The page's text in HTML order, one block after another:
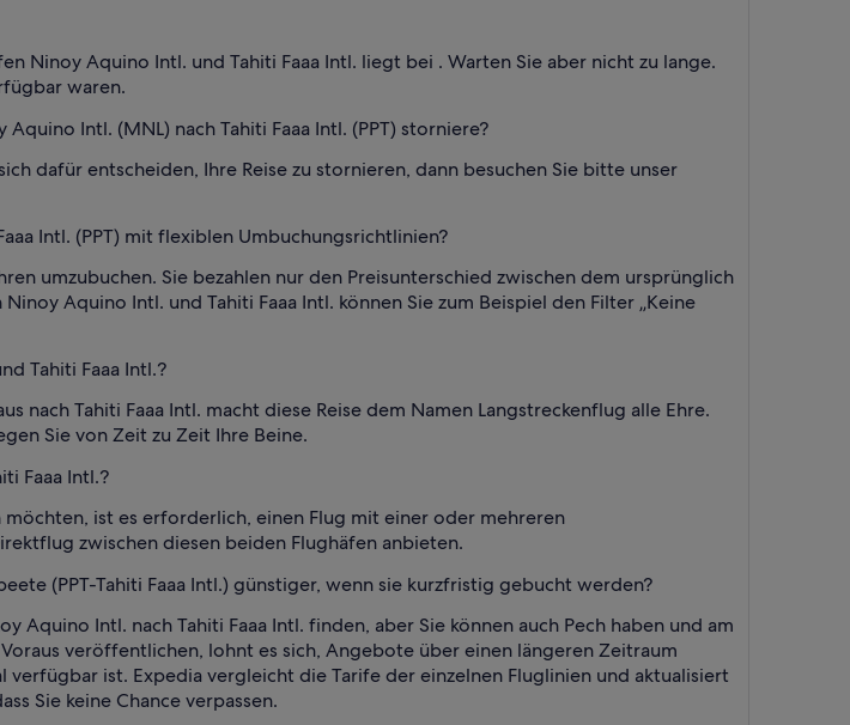
Ninoy Aquino Intl. und Tahiti Faaa Intl. liegt bei . Warten Sie aber nicht zu lange.
waren.
Intl. (MNL) nach Tahiti Faaa Intl. (PPT) storniere?
dafür entscheiden, Ihre Reise zu stornieren, dann besuchen Sie bitte unser
Intl. (PPT) mit flexiblen Umbuchungsrichtlinien?
umzubuchen. Sie bezahlen nur den Preisunterschied zwischen dem ursprünglich
Aquino Intl. und Tahiti Faaa Intl. können Sie zum Beispiel den Filter „Keine
Tahiti Faaa Intl.?
Tahiti Faaa Intl. macht diese Reise dem Namen Langstreckenflug alle Ehre.
Sie von Zeit zu Zeit Ihre Beine.
Faaa Intl.?
möchten, ist es erforderlich, einen Flug mit einer oder mehreren
zwischen diesen beiden Flughäfen anbieten.
(PPT-Tahiti Faaa Intl.) günstiger, wenn sie kurzfristig gebucht werden?
Aquino Intl. nach Tahiti Faaa Intl. finden, aber Sie können auch Pech haben und am
veröffentlichen, lohnt es sich, Angebote über einen längeren Zeitraum
ist. Expedia vergleicht die Tarife der einzelnen Fluglinien und aktualisiert
Sie keine Chance verpassen.